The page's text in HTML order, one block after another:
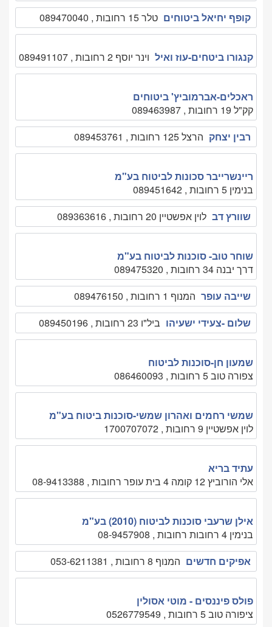
קופף יחיאל ביטוחים טלר 15 רחובות , 089470040
קנגורו ביטחים-עוז ואיל וינר יוסף 2 רחובות , 089491107
ראכלים-אברמוביץ' ביטוחים
קק"ל 19 רחובות , 089463987
רבין יצחק הרצל 125 רחובות , 089453761
ריינשרייבר סכונות לביטוח בע"מ
בנימין 5 רחובות , 089451642
שוורץ דב לוין אפשטיין 20 רחובות , 089363616
שוחר טוב- סוכנות לביטוח בע"מ
דרך יבנה 34 רחובות , 089475320
שייבה עופר המנוף 1 רחובות , 089476150
שלום -צעידי ישעיהו ביל"ו 23 רחובות , 089450196
שמעון חן-סוכנות לביטוח
צפורה טוב 5 רחובות , 086460093
שמשי רחמים ואהרון שמשי-סוכנות ביטוח בע"מ
לוין אפשטיין 9 רחובות , 1700707072
עתיד בריא
אלי הורוביץ 12 קומה 4 בית עופר רחובות , 08-9413388
אילן שרעבי סוכנות לביטוח (2010) בע"מ
בנימין 4 רחובות רחובות , 08-9457908
אפיקים חדשים המנוף 8 רחובות , 053-6211381
פולס פיננסים - מוטי אסולין
ציפורה טוב 5 רחובות , 0526779549